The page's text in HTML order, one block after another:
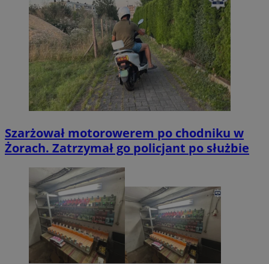
Szarżował motorowerem po chodniku w
Żorach. Zatrzymał go policjant po służbie